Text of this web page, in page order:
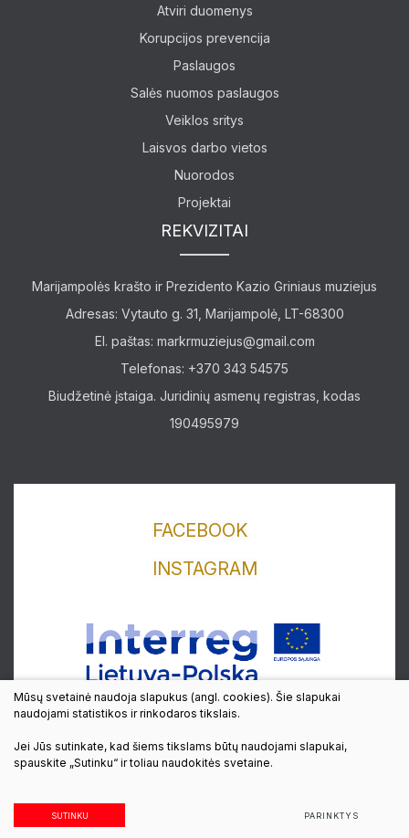
Lankytojams
Apie mus
Edukaciniai užsiėmimai
Lankytojams
Ekspozicijos
Straipsniai
Atviri duomenys
Korupcijos prevencija
Paslaugos
Salės nuomos paslaugos
Veiklos sritys
Laisvos darbo vietos
Nuorodos
Projektai
REKVIZITAI
Marijampolės krašto ir Prezidento Kazio Griniaus muziejus
Adresas: Vytauto g. 31, Marijampolė, LT-68300
El. paštas: markrmuziejus@gmail.com
Telefonas: +370 343 54575
Biudžetinė įstaiga. Juridinių asmenų registras, kodas
190495979
FACEBOOK
INSTAGRAM
© 2022 Visos teisės saugomos
Mūsų svetainė naudoja slapukus (angl. cookies). Šie slapukai
naudojami statistikos ir rinkodaros tikslais.
Jei Jūs sutinkate, kad šiems tikslams būtų naudojami slapukai,
spauskite „Sutinku“ ir toliau naudokitės svetaine.
SUTINKU PARINKTYS